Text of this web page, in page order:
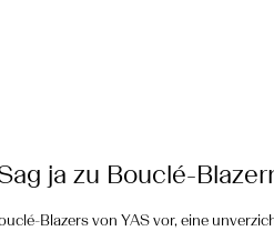
ja zu Bouclé-
Blazers von YAS vor, eine